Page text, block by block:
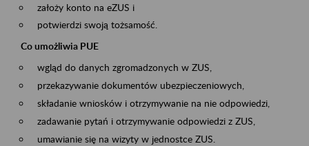
założy konto na eZUS i
potwierdzi swoją tożsamość.
Co umożliwia PUE
wgląd do danych zgromadzonych w ZUS,
przekazywanie dokumentów ubezpieczeniowych,
składanie wniosków i otrzymywanie na nie odpowiedzi,
zadawanie pytań i otrzymywanie odpowiedzi z ZUS,
umawianie się na wizyty w jednostce ZUS.